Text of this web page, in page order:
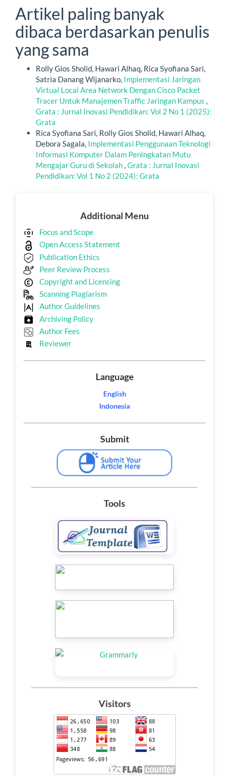
Artikel paling banyak
dibaca berdasarkan penulis
yang sama
Rolly Gios Sholid, Hawari Alhaq, Rica Syofiana Sari,
Satria Danang Wijanarko, Implementasi Jaringan
Virtual Local Area Network Dengan Cisco Packet
Tracer Untuk Manajemen Traffic Jaringan Kampus ,
Grata : Jurnal Inovasi Pendidikan: Vol 2 No 1 (2025):
Grata
Rica Syofiana Sari, Rolly Gios Sholid, Hawari Alhaq,
Debora Sagala, Implementasi Penggunaan Teknologi
Informasi Komputer Dalam Peningkatan Mutu
Mengajar Guru di Sekolah,Grata : Jurnal Inovasi
Pendidikan: Vol 1 No 2 (2024): Grata
Menu
Additional Menu
Focus and Scope
Open Access Statement
Publication Ethics
Peer Review Process
Copyright and Licensing
Scanning Plagiarism
Author Guidelines
Archiving Policy
Author Fees
Reviewer
Language
English
Indonesia
Submit
Tools
Visitors